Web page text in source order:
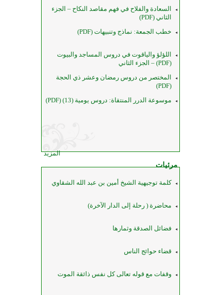
السعادة والفلاح في فهم مقاصد النكاح – الجزء
الثاني (PDF)
خطب الجمعة: نماذج وتنبيهات (PDF)
اللؤلؤ والياقوت في دروس المساجد والبيوت
(PDF) – الجزء الثاني
المختصر من دروس رمضان وعشر ذي الحجة
(PDF)
موسوعة الدرر المنتقاة: دروس يومية (13) (PDF)
المزيد
مرئيات
كلمة توجيهية الشيخ أمين بن عبد الله الشقاوي
محاضرة ( رحلة إلى الدار الآخرة)
فضائل الصدقة وثمارها
قضاء حوائج الناس
وقفات مع قوله تعالى كل نفس ذائقة الموت